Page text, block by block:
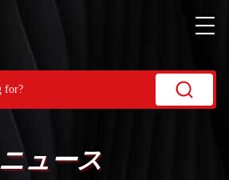
ニュース